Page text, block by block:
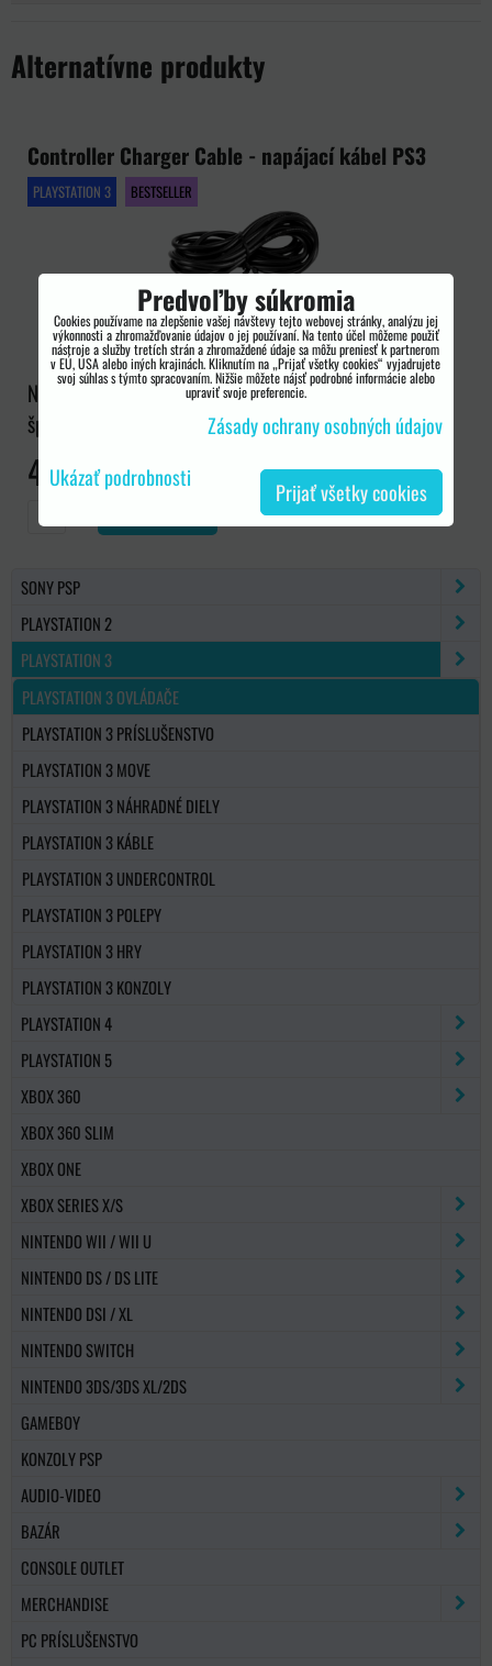
Alternatívne produkty
Controller Charger Cable - napájací kábel PS3
PLAYSTATION 3 BESTSELLER
NOVINKA V PONUKE, nabíjací kábel pre PS3 OVLÁDAČE,
špičková kvalita, VÝROBCA undercontrol, ZÁRUKA...
4,80 €
SONY PSP
PLAYSTATION 2
PLAYSTATION 3
PLAYSTATION 3 OVLÁDAČE
PLAYSTATION 3 PRÍSLUŠENSTVO
PLAYSTATION 3 MOVE
PLAYSTATION 3 NÁHRADNÉ DIELY
PLAYSTATION 3 KÁBLE
PLAYSTATION 3 UNDERCONTROL
PLAYSTATION 3 POLEPY
PLAYSTATION 3 HRY
PLAYSTATION 3 KONZOLY
PLAYSTATION 4
PLAYSTATION 5
XBOX 360
XBOX 360 SLIM
XBOX ONE
XBOX SERIES X/S
NINTENDO WII / WII U
NINTENDO DS / DS LITE
NINTENDO DSI / XL
NINTENDO SWITCH
NINTENDO 3DS/3DS XL/2DS
GAMEBOY
KONZOLY PSP
AUDIO-VIDEO
BAZÁR
CONSOLE OUTLET
MERCHANDISE
PC PRÍSLUŠENSTVO
Predvoľby súkromia
Cookies používame na zlepšenie vašej návštevy tejto webovej stránky, analýzu jej
výkonnosti a zhromažďovanie údajov o jej používaní. Na tento účel môžeme použiť
nástroje a služby tretích strán a zhromaždené údaje sa môžu preniesť k partnerom
v EÚ, USA alebo iných krajinách. Kliknutím na „Prijať všetky cookies“ vyjadrujete
svoj súhlas s týmto spracovaním. Nižšie môžete nájsť podrobné informácie alebo
upraviť svoje preferencie.
Zásady ochrany osobných údajov
Ukázať podrobnosti
Prijať všetky cookies